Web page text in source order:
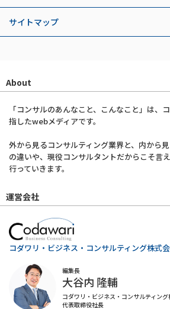
サイトマップ
About
「コンサルのあんなこと、こんなこと」は、
指したwebメディアです。
外から見るコンサルティング業界と、内から
の違いや、現役コンサルタントだからこそ言
行っていきます。
運営会社
コダワリ・ビジネス・コンサルティング株式
編集長
大谷内 隆輔
コダワリ・ビジネス・コンサルティン
代表取締役社長